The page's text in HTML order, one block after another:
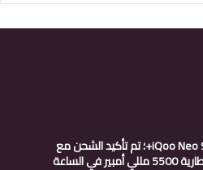
الكشف عن تاريخ إطلاق iQoo Neo 9s Pro+؛ تم تأكيد الشحن مع